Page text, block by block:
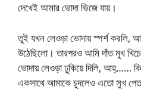
দেখেই আমার ভোদা ভিজে যায়।
তুই যখন লেওড়া ভোদায় স্পর্শ করলি,
উঠেছিলো। তারপরও আমি দাঁত মুখ
ভোদায় লেওড়া ঢুকিয়ে দিলি, আহ্……
একসাথে আমাকে চুদলেও এতো সুখ